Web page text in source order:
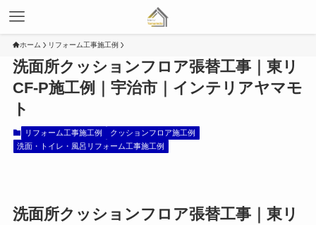
ホーム リフォーム工事施工例
洗面所クッションフロア張替工事｜東リ
CF-P施工例｜宇治市｜インテリアヤマモ
ト
リフォーム工事施工例
クッションフロア施工例
洗面・トイレ・風呂リフォーム工事施工例
洗面所クッションフロア張替工事｜東リ